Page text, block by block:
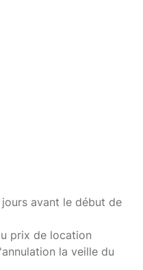
avant le début de
prix de location
la veille du